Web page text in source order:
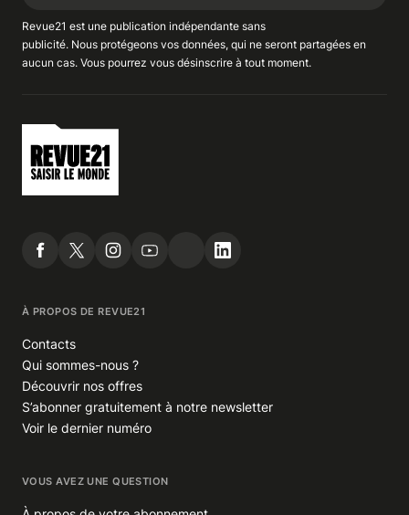
Revue21 est une publication indépendante sans
publicité. Nous protégeons vos données, qui ne seront partagées en
aucun cas. Vous pourrez vous désinscrire à tout moment.
À PROPOS DE REVUE21
Contacts
Qui sommes-nous ?
Découvrir nos offres
S’abonner gratuitement à notre newsletter
Voir le dernier numéro
VOUS AVEZ UNE QUESTION